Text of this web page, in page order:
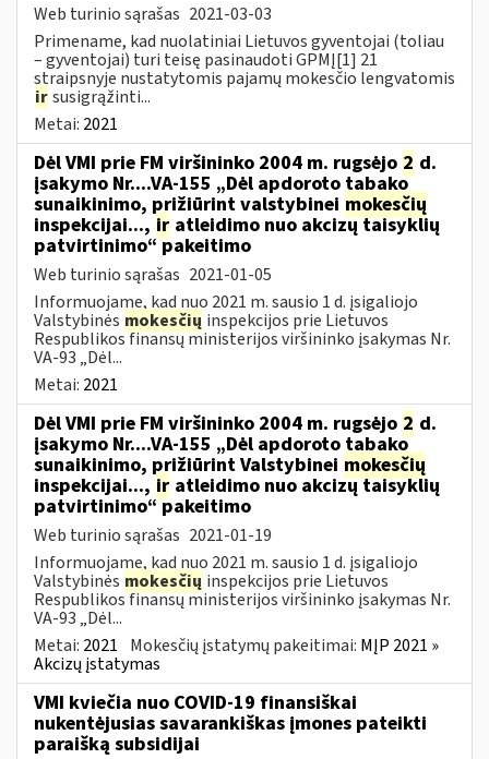
Web turinio sąrašas 2021-03-03
Primename, kad nuolatiniai Lietuvos gyventojai (toliau
– gyventojai) turi teisę pasinaudoti GPMĮ[1] 21
straipsnyje nustatytomis pajamų mokesčio lengvatomis
irsusigrąžinti...
Metai: 2021
Dėl VMI prie FM viršininko 2004 m. rugsėjo 2 d.
įsakymo Nr....VA-155 „Dėl apdoroto tabako
sunaikinimo, prižiūrint valstybinei mokesčių
inspekcijai..., ir atleidimo nuo akcizų taisyklių
patvirtinimo“ pakeitimo
Web turinio sąrašas 2021-01-05
Informuojame, kad nuo 2021 m. sausio 1 d. įsigaliojo
Valstybinės mokesčių inspekcijos prie Lietuvos
Respublikos finansų ministerijos viršininko įsakymas Nr.
VA-93 „Dėl...
Metai: 2021
Dėl VMI prie FM viršininko 2004 m. rugsėjo 2 d.
įsakymo Nr....VA-155 „Dėl apdoroto tabako
sunaikinimo, prižiūrint Valstybinei mokesčių
inspekcijai..., ir atleidimo nuo akcizų taisyklių
patvirtinimo“ pakeitimo
Web turinio sąrašas 2021-01-19
Informuojame, kad nuo 2021 m. sausio 1 d. įsigaliojo
Valstybinės mokesčių inspekcijos prie Lietuvos
Respublikos finansų ministerijos viršininko įsakymas Nr.
VA-93 „Dėl...
Metai: 2021 Mokesčių įstatymų pakeitimai: MĮP 2021 »
Akcizų įstatymas
VMI kviečia nuo COVID-19 finansiškai
nukentėjusias savarankiškas įmones pateikti
paraišką subsidijai